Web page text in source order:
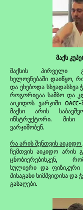
მაქს
მაქსის პირველი
ხელოვნებაში დაიწყო,
და ეხებოდა სხვადასხვა
როგორიცაა სამბო და
აიკიდოს ვარჯიში
მაქსი არის
ინსტრუქტორი. მისი
ვარჯიშობენ.
რა არის შენთვის
ჩემთვის აიკიდო არის
ცნობიერებისკენ,
სულიერი და ფიზიკური
შინაგანი სიმშვიდისა და
გასაღები.